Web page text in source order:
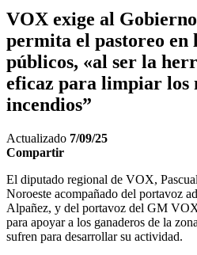
VOX exige al
permita el pastoreo en
públicos, «al ser la
eficaz para limpiar los
incendios”
Actualizado 7/09/25
Compartir
El diputado regional de VOX,
Noroeste acompañado del portavoz
Alpañez, y del portavoz del GM
para apoyar a los ganaderos de la
sufren para desarrollar su actividad.